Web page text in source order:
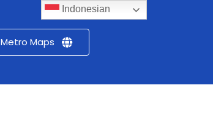
Metro Maps
Indonesian